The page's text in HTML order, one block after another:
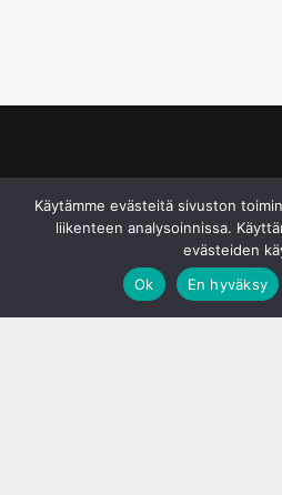
Käytämme evästeitä sivuston
liikenteen analysoinnissa.
evästeiden
Ok
En hyväksy